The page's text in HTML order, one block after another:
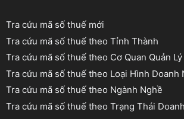
Tra cứu mã số thuế mới
Tra cứu mã số thuế theo Tỉnh Thành
Tra cứu mã số thuế theo Cơ Quan Quản
Tra cứu mã số thuế theo Loại Hình Doanh
Tra cứu mã số thuế theo Ngành Nghề
Tra cứu mã số thuế theo Trạng Thái